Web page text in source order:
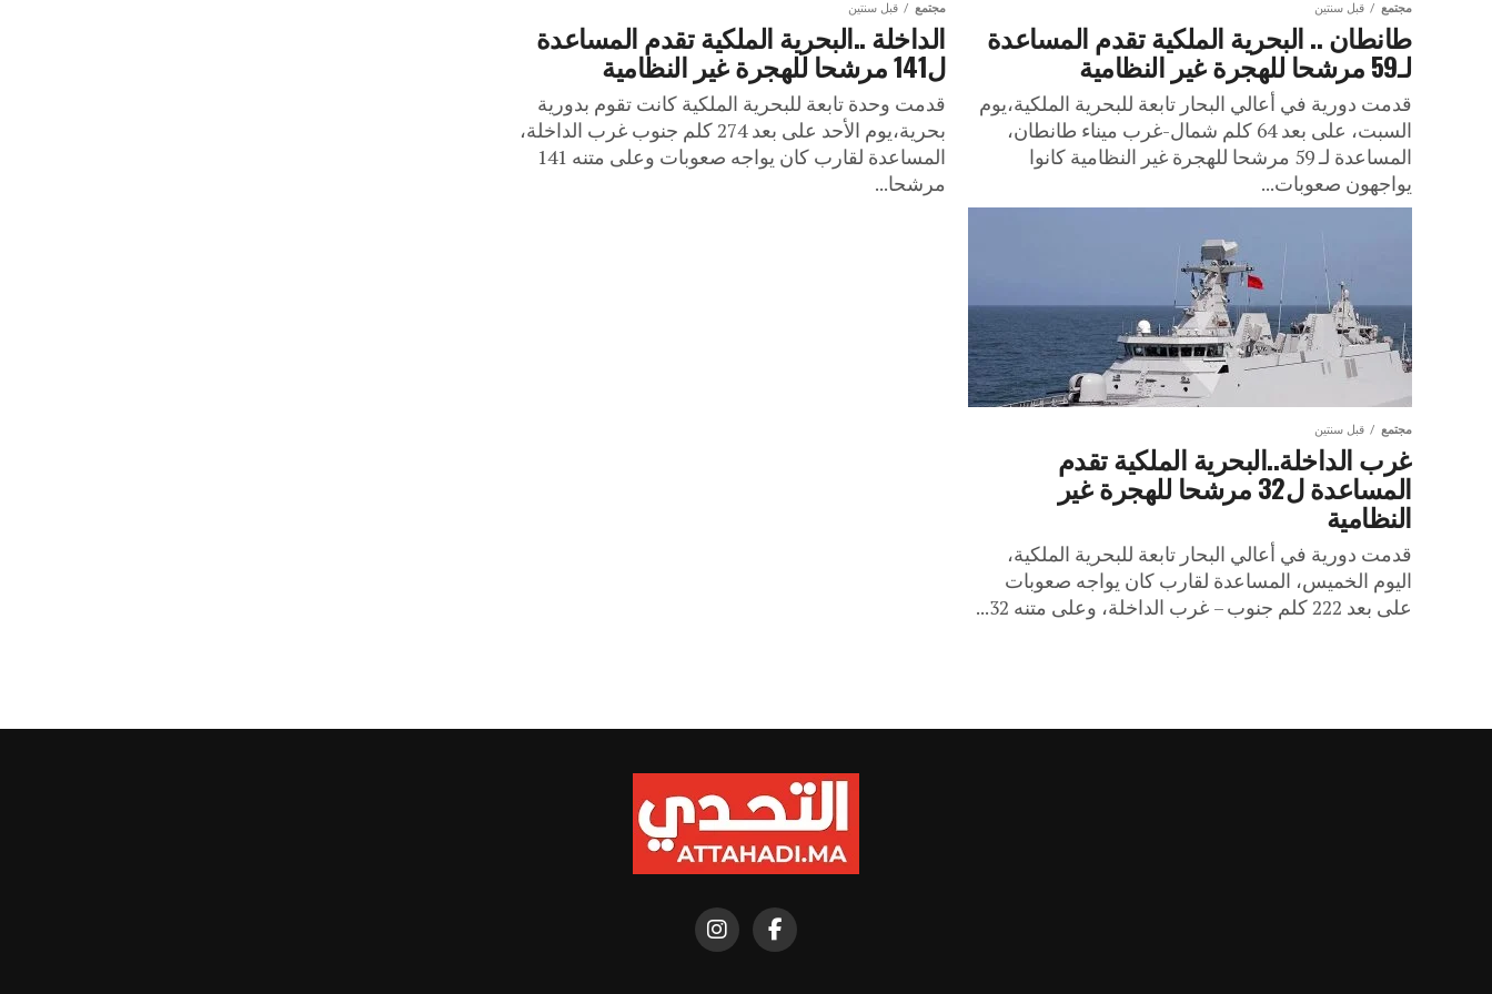
مجتمع قبل سنتين
طانطان .. البحرية الملكية تقدم المساعدة
لـ59 مرشحا للهجرة غير النظامية
قدمت دورية في أعالي البحار تابعة للبحرية الملكية،يوم
السبت، على بعد 64 كلم شمال-غرب ميناء طانطان،
المساعدة لـ 59 مرشحا للهجرة غير النظامية كانوا
يواجهون صعوبات...
مجتمع قبل سنتين
الداخلة ..البحرية الملكية تقدم المساعدة
ل141 مرشحا للهجرة غير النظامية
قدمت وحدة تابعة للبحرية الملكية كانت تقوم بدورية
بحرية،يوم الأحد على بعد 274 كلم جنوب غرب الداخلة،
المساعدة لقارب كان يواجه صعوبات وعلى متنه 141
مرشحا...
مجتمع قبل سنتين
غرب الداخلة..البحرية الملكية تقدم
المساعدة ل32 مرشحا للهجرة غير
النظامية
قدمت دورية في أعالي البحار تابعة للبحرية الملكية،
اليوم الخميس، المساعدة لقارب كان يواجه صعوبات
على بعد 222 كلم جنوب – غرب الداخلة، وعلى متنه 32...